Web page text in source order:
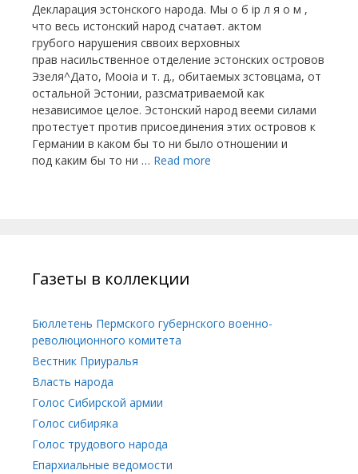
Декларация эcтонского народа. Мы о б ір л я о м ,
что весь истонский народ счатаѳт. актом
грубого нарушения сввоих верховных
прав насильственное отделение эстонских островов
Эзеля^Дато, Мооіа и т. д., обитаемых зстовцама, от
остальной Эстонии, разсматриваемой как
независимое целое. Эстонский народ вееми силами
протестует против присоединения этих островов к
Германии в каком бы то ни было отношении и
под каким бы то ни … Read more
Газеты в коллекции
Бюллетень Пермского губернского военно-
революционного комитета
Вестник Приуралья
Власть народа
Голос Сибирской армии
Голос сибиряка
Голос трудового народа
Епархиальные ведомости